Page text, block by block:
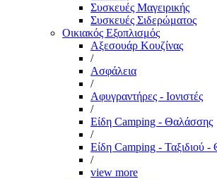
Συσκευές Μαγειρικής
Συσκευές Σιδερώματος
Οικιακός Εξοπλισμός
Αξεσουάρ Κουζίνας
/
Ασφάλεια
/
Αφυγραντήρες - Ιονιστές
/
Είδη Camping - Θαλάσσης
/
Είδη Camping - Ταξιδιού
/
view more